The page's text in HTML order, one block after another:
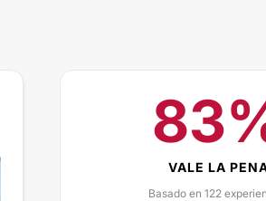
VALE LA
Basado en 122